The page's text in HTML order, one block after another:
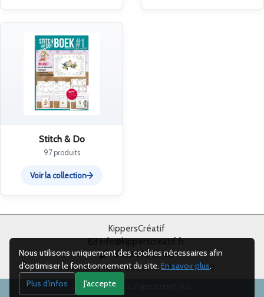
Stitch & Do
97 produits
Voir la collection
KippersCréatif
info@kipperscreatif.fr
+31 38 375 67 88
Du lundi au vendredi, de 8 h 30 à 17 h 00
Droits d’auteur 2026, KippersCreatif SARL
Nous utilisons uniquement des cookies nécessaires afin
d’optimiser le fonctionnement du site. En savoir plus.
Plus d'infos
J'accepte